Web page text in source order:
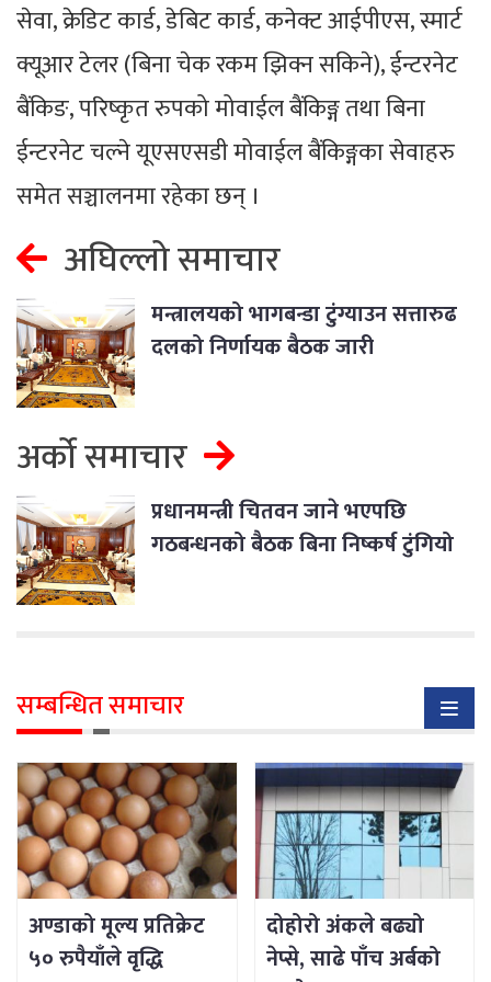
सेवा, क्रेडिट कार्ड, डेबिट कार्ड, कनेक्ट आईपीएस, स्मार्ट
क्यूआर टेलर (बिना चेक रकम झिक्न सकिने), ईन्टरनेट
बैंकिङ, परिष्कृत रुपको मोवाईल बैंकिङ्ग तथा बिना
ईन्टरनेट चल्ने यूएसएसडी मोवाईल बैंकिङ्गका सेवाहरु
समेत सञ्चालनमा रहेका छन् ।
अघिल्लो समाचार
मन्त्रालयको भागबन्डा टुंग्याउन सत्तारुढ
दलको निर्णायक बैठक जारी
अर्को समाचार
प्रधानमन्त्री चितवन जाने भएपछि
गठबन्धनको बैठक बिना निष्कर्ष टुंगियो
सम्बन्धित समाचार
अण्डाको मूल्य प्रतिक्रेट
५० रुपैयाँले वृद्धि
दोहोरो अंकले बढ्यो
नेप्से, साढे पाँच अर्बको